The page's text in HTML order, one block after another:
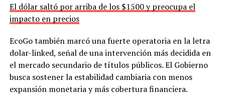
El dólar saltó por arriba de los $1500 y preocupa el
impacto en precios
EcoGo también marcó una fuerte operatoria en la letra
dolar-linked, señal de una intervención más decidida en
el mercado secundario de títulos públicos. El Gobierno
busca sostener la estabilidad cambiaria con menos
expansión monetaria y más cobertura financiera.